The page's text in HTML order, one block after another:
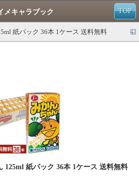
TOP
メキャラブック
紙パック 36本 1ケース 送料無料
125ml 紙パック 36本 1ケース 送料無料